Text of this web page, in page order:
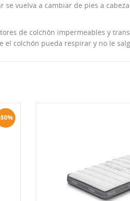
vuelva a cambiar de pies a
de colchón impermeables y
colchón pueda respirar y no le